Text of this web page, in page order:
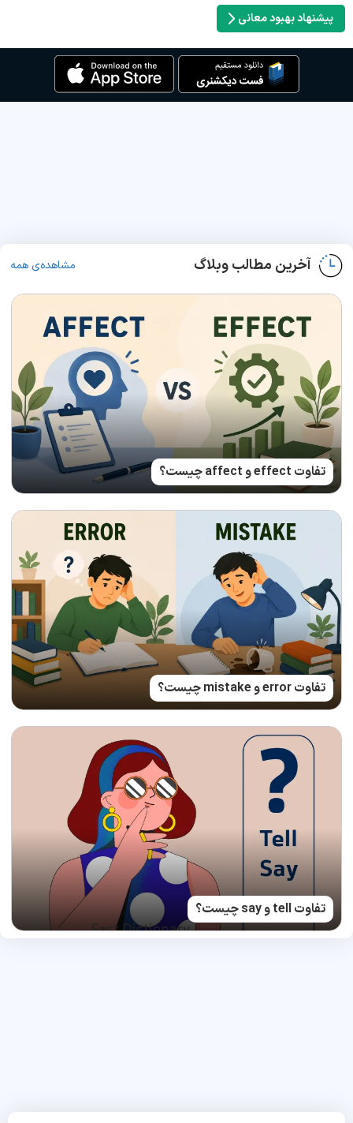
پیشنهاد بهبود معانی
آخرین مطالب وبلاگ مشاهده‌ی همه
تفاوت effect و affect چیست؟
تفاوت error و mistake چیست؟
تفاوت tell و say چیست؟